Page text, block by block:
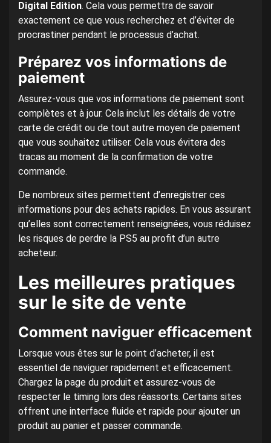
Digital Edition. Cela vous permettra de savoir
exactement ce que vous recherchez et d’éviter de
procrastiner pendant le processus d’achat.
Préparez vos informations de
paiement
Assurez-vous que vos informations de paiement sont
complètes et à jour. Cela inclut les détails de votre
carte de crédit ou de tout autre moyen de paiement
que vous souhaitez utiliser. Cela vous évitera des
tracas au moment de la confirmation de votre
commande.
De nombreux sites permettent d’enregistrer ces
informations pour des achats rapides. En vous assurant
qu’elles sont correctement renseignées, vous réduisez
les risques de perdre la PS5 au profit d’un autre
acheteur.
Les meilleures pratiques
sur le site de vente
Comment naviguer efficacement
Lorsque vous êtes sur le point d’acheter, il est
essentiel de naviguer rapidement et efficacement.
Chargez la page du produit et assurez-vous de
respecter le timing lors des réassorts. Certains sites
offrent une interface fluide et rapide pour ajouter un
produit au panier et passer commande.